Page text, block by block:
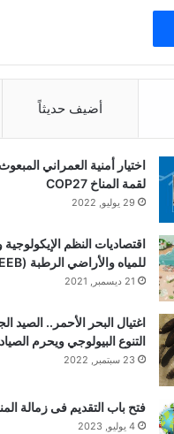
أضيف حديثاً
اختيار أمنية العمراني
لقمة المناخ COP27
29 يوليو, 2022
اقتصاديات النظم الإيكولوجية
للمياه والأراضي الرطبة (TEEB)
21 ديسمبر, 2021
اغتيال البحر الأحمر.. الصيد
التنوع البيولوجي ويحرم
23 سبتمبر, 2022
فتح باب التقديم فى زمالة
4 يوليو, 2023